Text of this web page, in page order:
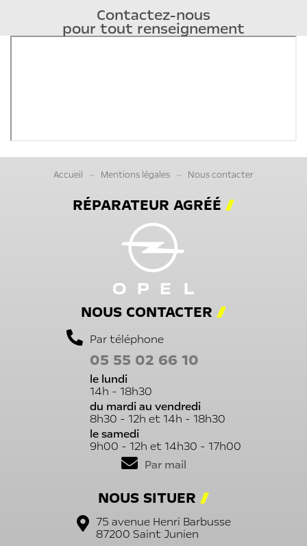
Contactez-nous
pour tout renseignement
Accueil Mentions légales Nous contacter
RÉPARATEUR AGRÉÉ
NOUS CONTACTER
Par téléphone
05 55 02 66 10
le lundi
14h - 18h30
du mardi au vendredi
8h30 - 12h et 14h - 18h30
le samedi
9h00 - 12h et 14h30 - 17h00
Par mail
NOUS SITUER
75 avenue Henri Barbusse
87200 Saint Junien